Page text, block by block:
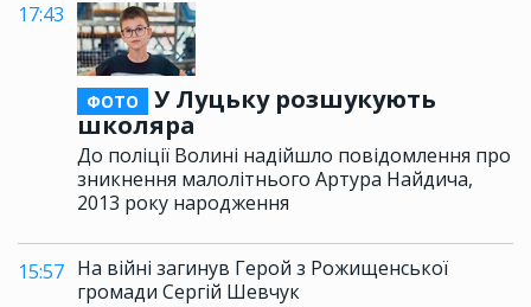
17:43
ФОТО
У Луцьку розшукують
школяра
До поліції Волині надійшло повідомлення про
зникнення малолітнього Артура Найдича,
2013 року народження
15:57 На війні загинув Герой з Рожищенської
громади Сергій Шевчук